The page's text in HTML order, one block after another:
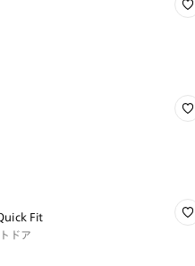
Fit
ドア